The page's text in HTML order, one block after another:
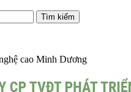
cao Minh Dương